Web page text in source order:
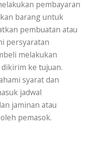
pembayaran
barang untuk
pembuatan atau
persyaratan
melakukan
ke tujuan.
syarat dan
jadwal
jaminan atau
pemasok.